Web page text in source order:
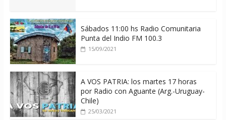
Sábados 11:00 hs Radio Comunitaria
Punta del Indio FM 100.3
15/09/2021
A VOS PATRIA: los martes 17 horas
por Radio con Aguante (Arg.-Uruguay-
Chile)
25/03/2021